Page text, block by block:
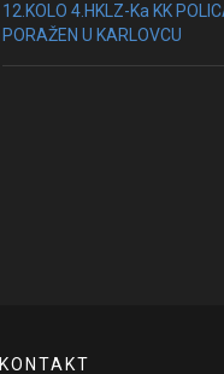
12.KOLO 4.HKLZ-Ka KK
PORAŽEN U KARLOVCU
KONTAKT